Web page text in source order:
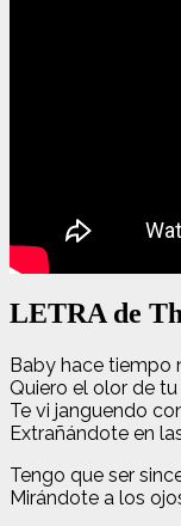
LETRA de
Baby hace tiempo
Quiero el olor de
Te vi janguendo
Extrañándote en
Tengo que ser
Mirándote a los